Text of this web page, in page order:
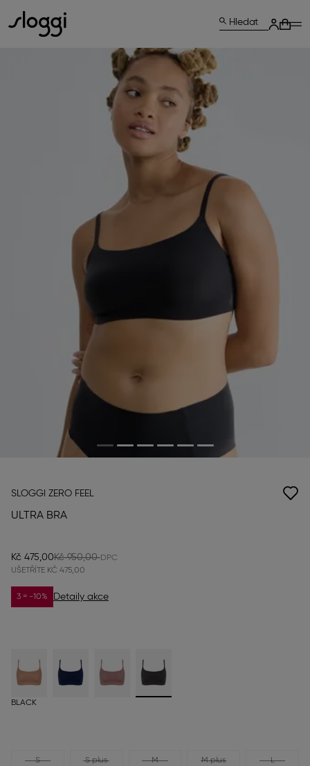
Hledat
SLOGGI ZERO FEEL
ULTRA BRA
Kč 475,00Kč 950,00
UŠETŘÍTE KČ 475,00
3 = -10% Detaily akce
BLACK
S S plus M M plus L